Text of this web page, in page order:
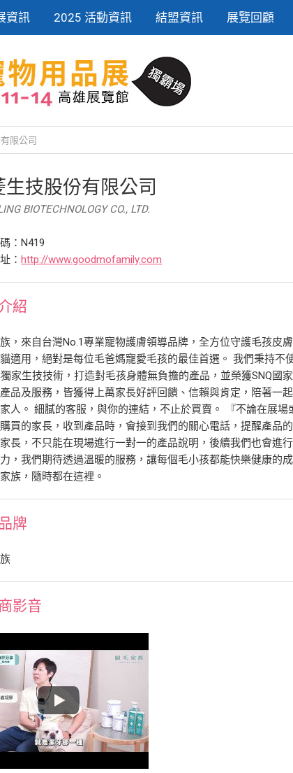
資訊 2025 活動資訊 結盟資訊 展覽回顧
限公司
生技股份有限公司
BIOTECHNOLOGY CO., LTD.
：N419
：http://www.goodmofamily.com
紹
，來自台灣No.1專業寵物護膚領導品牌，全方位守護毛孩皮
適用，絕對是每位毛爸媽寵愛毛孩的最佳首選。 我們秉持
家生技技術，打造對毛孩身體無負擔的產品，並榮獲SNQ國
品及服務，皆獲得上萬家長好評回饋、信賴與肯定，陪著一
人。 細膩的客服，與你的連結，不止於買賣。 『不論在展場
買的家長，收到產品時，會接到我們的關心電話，提醒產品
長，不只能在現場進行一對一的產品說明，後續我們也會進
，我們期待透過溫暖的服務，讓每個毛小孩都能快樂健康的
族，隨時都在這裡。
牌
影音